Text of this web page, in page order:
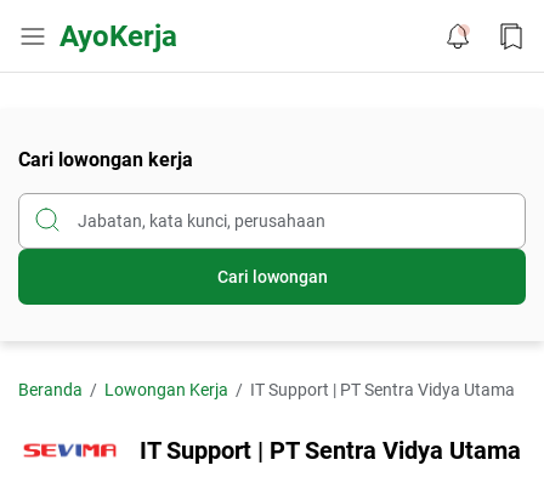
AyoKerja
Cari lowongan kerja
Cari lowongan
Beranda Lowongan Kerja IT Support | PT Sentra Vidya Utama
IT Support | PT Sentra Vidya Utama